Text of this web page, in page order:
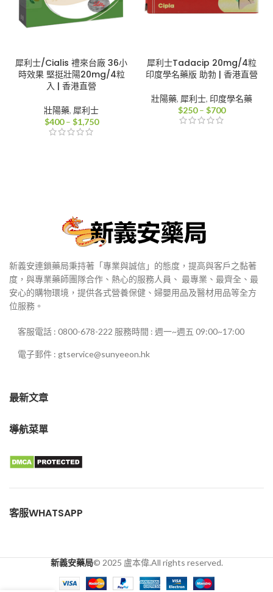
犀利士/Cialis 禮來台廠 36小
時效果 堅挺壯陽20mg/4粒
入 | 香港直營
壯陽藥, 犀利士
$400 – $1,750價
犀利士Tadacip 20mg/4粒
印度學名藥版 助勃 | 香港直營
壯陽藥, 犀利士, 印度學名藥
$250 – $700價
新義安連鎖藥局秉持著「專業與誠信」的態度，提高與客戶之黏著
度，與專業藥師團隊合作、熱心的服務人員、 最專業、最齊全、最
安心的購物環境，提供各式營養保健、婦嬰用品及醫材用品等全方
位服務。
客服電話 : 0800-678-222 服務時間 : 週一~週五 09:00~17:00
電子郵件 : gtservice@sunyeeon.hk
最新文章
導航菜單
客服WHATSAPP
新義安藥局© 2025 盧本偉.All rights reserved.